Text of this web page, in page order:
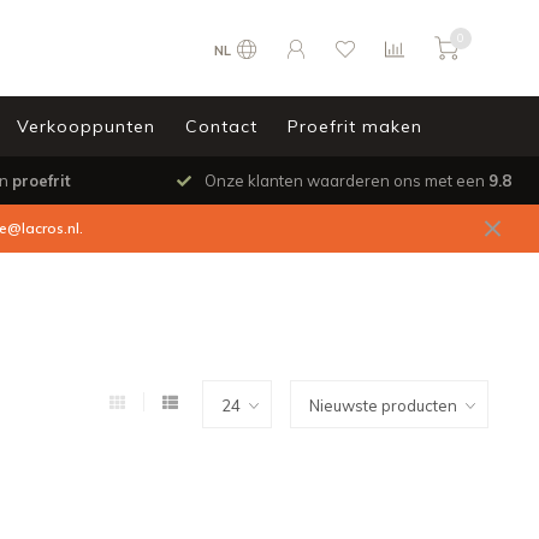
NL
0
Verkooppunten Contact Proefrit maken
proefrit Onze klanten waarderen ons met een 9.8
.